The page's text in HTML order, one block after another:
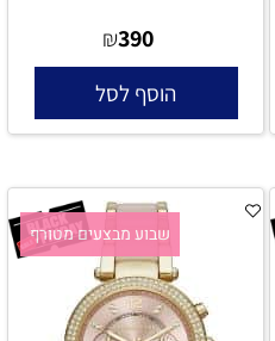
₪390
הוסף לסל
שבוע מבצעים מטורף